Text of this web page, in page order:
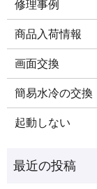
修理事例
商品入荷情報
画面交換
簡易水冷の交換
起動しない